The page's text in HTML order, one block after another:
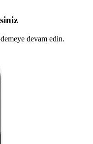
devam edin.